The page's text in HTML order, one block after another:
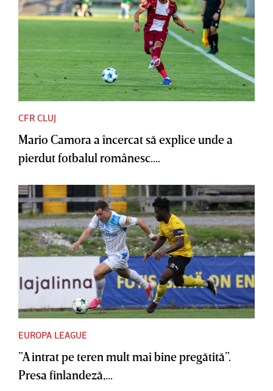
CFR CLUJ
Mario Camora a încercat să explice unde a
pierdut fotbalul românesc....
EUROPA LEAGUE
”A intrat pe teren mult mai bine pregătită”.
Presa finlandeză,...